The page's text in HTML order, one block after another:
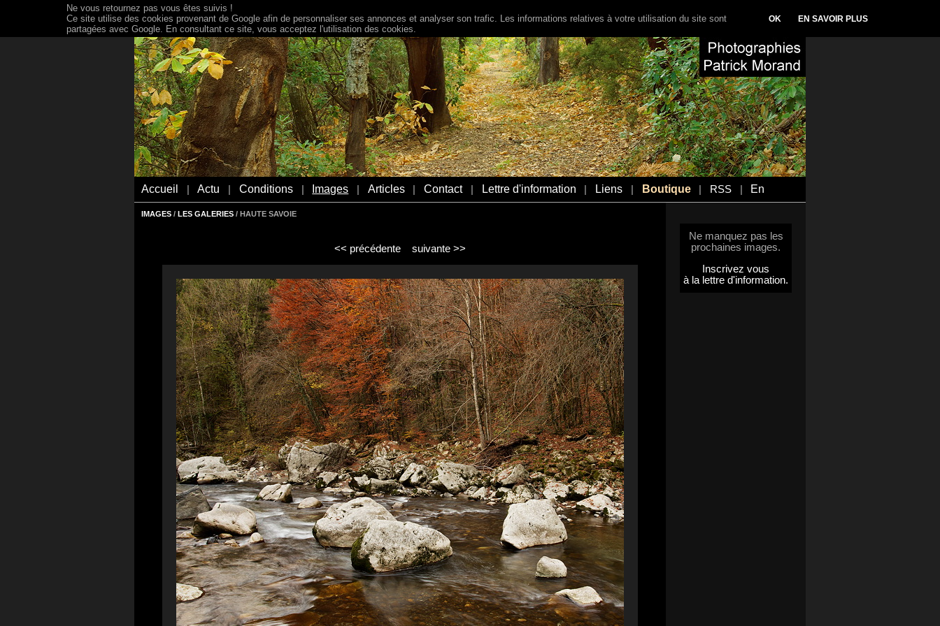
Accueil Actu Conditions Images Articles Contact Lettre d'information Liens Boutique RSS En
IMAGES / LES GALERIES / HAUTE SAVOIE
<< précédente suivante >>
Ne manquez pas les
prochaines images.
Inscrivez vous
à la lettre d'information.
Ne vous retournez pas vous êtes suivis !
Ce site utilise des cookies provenant de Google afin de personnaliser ses annonces et analyser son trafic. Les informations relatives à votre utilisation du site sont
partagées avec Google. En consultant ce site, vous acceptez l'utilisation des cookies.
OK EN SAVOIR PLUS